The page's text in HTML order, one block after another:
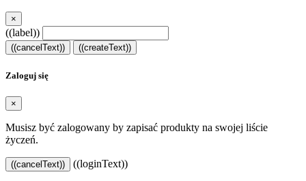
×
((label))
((cancelText)) ((createText))
Zaloguj się
×
Musisz być zalogowany by zapisać produkty na swojej liście
życzeń.
((cancelText)) ((loginText))